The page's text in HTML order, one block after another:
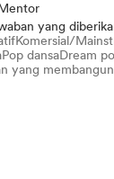
yang
Komersial/
Pop dansaDream
yang